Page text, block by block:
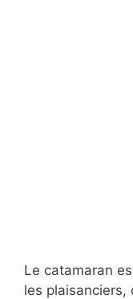
Le catamaran
les plaisanciers,